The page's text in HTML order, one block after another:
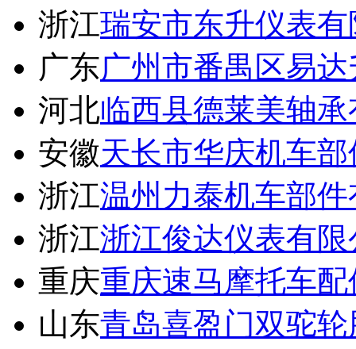
浙江瑞安市东升仪表
广东广州市番禺区易
河北临西县德莱美轴
安徽天长市华庆机车
浙江温州力泰机车部
浙江浙江俊达仪表有限
重庆重庆速马摩托车
山东青岛喜盈门双驼